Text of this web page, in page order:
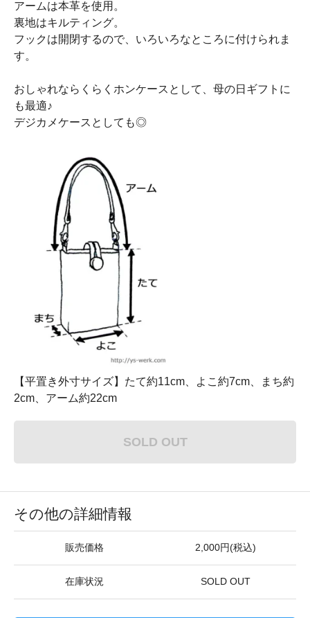
アームは本革を使用。
裏地はキルティング。
フックは開閉するので、いろいろなところに付けられま
す。
おしゃれならくらくホンケースとして、母の日ギフトに
も最適♪
デジカメケースとしても◎
【平置き外寸サイズ】たて約11cm、よこ約7cm、まち約
2cm、アーム約22cm
SOLD OUT
その他の詳細情報
販売価格 2,000円(税込)
在庫状況 SOLD OUT